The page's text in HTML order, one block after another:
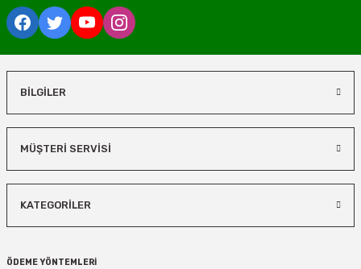
BİLGİLER
MÜŞTERİ SERVİSİ
KATEGORİLER
ÖDEME YÖNTEMLERİ